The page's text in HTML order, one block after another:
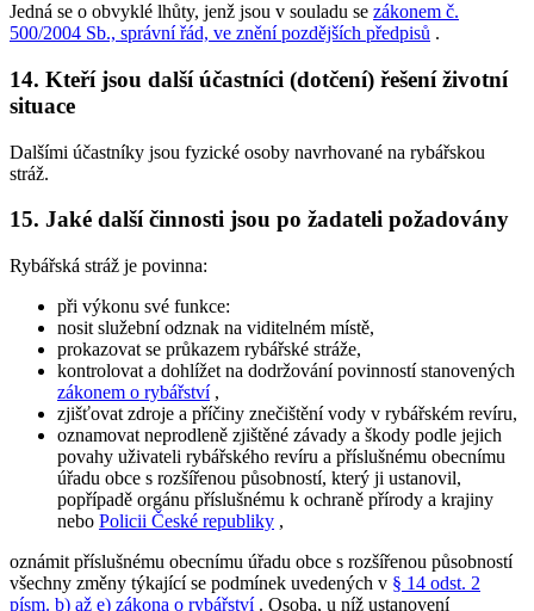
Jedná se o obvyklé lhůty, jenž jsou v souladu se zákonem č.
500/2004 Sb., správní řád, ve znění pozdějších předpisů .
14. Kteří jsou další účastníci (dotčení) řešení životní
situace
Dalšími účastníky jsou fyzické osoby navrhované na rybářskou
stráž.
15. Jaké další činnosti jsou po žadateli požadovány
Rybářská stráž je povinna:
při výkonu své funkce:
nosit služební odznak na viditelném místě,
prokazovat se průkazem rybářské stráže,
kontrolovat a dohlížet na dodržování povinností stanovených
zákonem o rybářství,
zjišťovat zdroje a příčiny znečištění vody v rybářském revíru,
oznamovat neprodleně zjištěné závady a škody podle jejich
povahy uživateli rybářského revíru a příslušnému obecnímu
úřadu obce s rozšířenou působností, který ji ustanovil,
popřípadě orgánu příslušnému k ochraně přírody a krajiny
nebo Policii České republiky ,
oznámit příslušnému obecnímu úřadu obce s rozšířenou působností
všechny změny týkající se podmínek uvedených v § 14 odst. 2
písm. b) až e) zákona o rybářství. Osoba, u níž ustanovení